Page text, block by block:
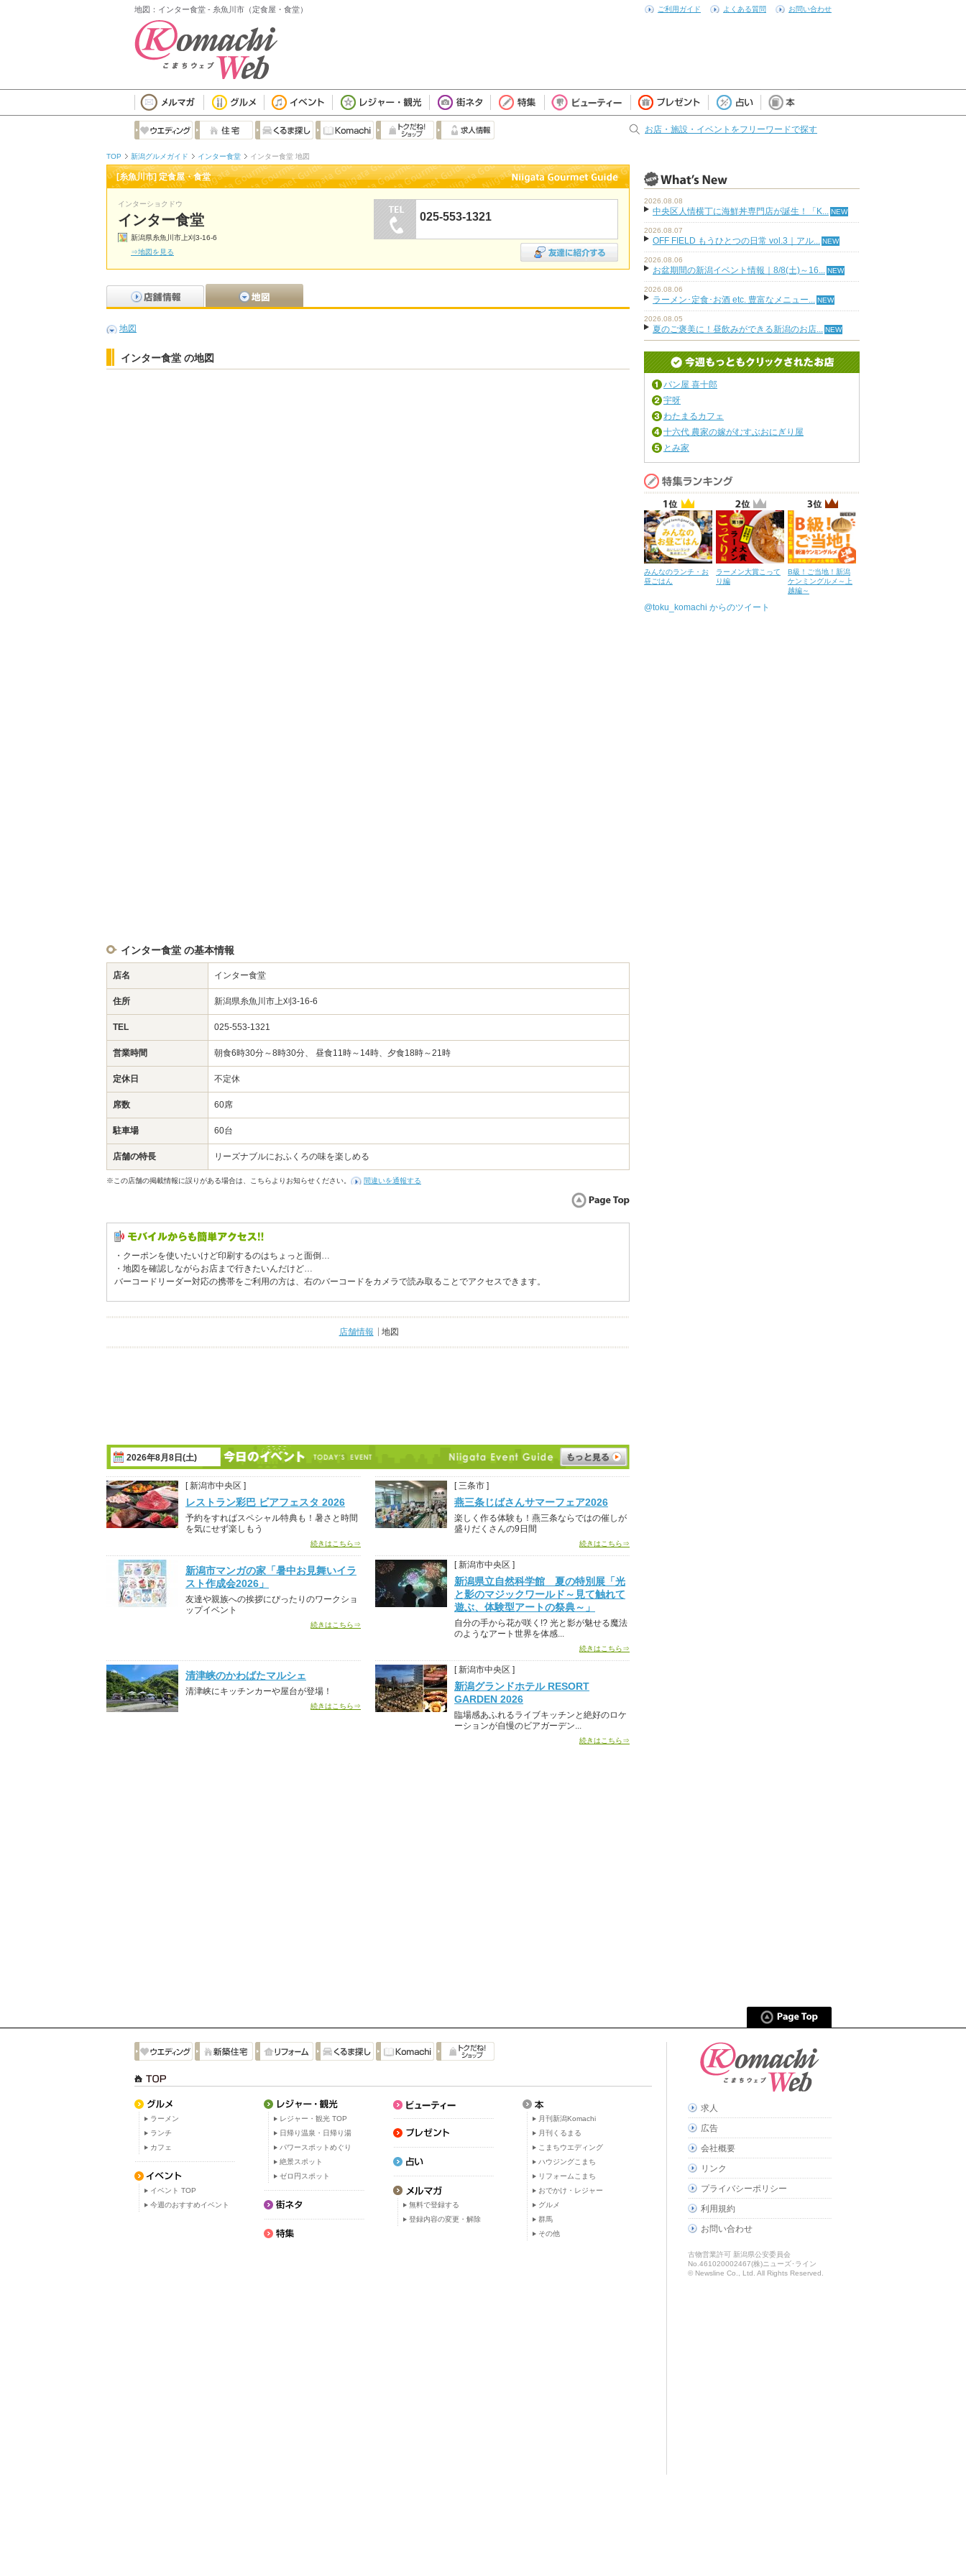
地図：インター食堂 - 糸魚川市（定食屋・食堂） ご利用ガイド よくある質問 お問い合わせ
お店・施設・イベントをフリーワードで探す
TOP 新潟グルメガイド インター食堂 インター食堂 地図
[糸魚川市] 定食屋・食堂
インターショクドウ
インター食堂
新潟県糸魚川市上刈3-16-6
⇒地図を見る
025-553-1321
地図
インター食堂 の地図
インター食堂 の基本情報
店名 インター食堂
住所 新潟県糸魚川市上刈3-16-6
TEL 025-553-1321
営業時間 朝食6時30分～8時30分、 昼食11時～14時、夕食18時～21時
定休日 不定休
席数 60席
駐車場 60台
店舗の特長 リーズナブルにおふくろの味を楽しめる
※この店舗の掲載情報に誤りがある場合は、こちらよりお知らせください。 間違いを通報する
・クーポンを使いたいけど印刷するのはちょっと面倒…
・地図を確認しながらお店まで行きたいんだけど…
バーコードリーダー対応の携帯をご利用の方は、右のバーコードをカメラで読み取ることでアクセスできます。
店舗情報 地図
2026年8月8日(土)
[ 新潟市中央区 ]
レストラン彩巴 ビアフェスタ 2026
予約をすればスペシャル特典も！暑さと時間
を気にせず楽しもう
続きはこちら⇒
[ 三条市 ]
燕三条じばさんサマーフェア2026
楽しく作る体験も！燕三条ならではの催しが
盛りだくさんの9日間
続きはこちら⇒
新潟市マンガの家「暑中お見舞いイラ
スト作成会2026」
友達や親族への挨拶にぴったりのワークショ
ップイベント
続きはこちら⇒
[ 新潟市中央区 ]
新潟県立自然科学館 夏の特別展「光
と影のマジックワールド～見て触れて
遊ぶ、体験型アートの祭典～」
自分の手から花が咲く!? 光と影が魅せる魔法
のようなアート世界を体感...
続きはこちら⇒
清津峡のかわばたマルシェ
清津峡にキッチンカーや屋台が登場！
続きはこちら⇒
[ 新潟市中央区 ]
新潟グランドホテル RESORT
GARDEN 2026
臨場感あふれるライブキッチンと絶好のロケ
ーションが自慢のビアガーデン...
続きはこちら⇒
2026.08.08
中央区人情横丁に海鮮丼専門店が誕生！「K...
2026.08.07
OFF FIELD もうひとつの日常 vol.3｜アル...
2026.08.06
お盆期間の新潟イベント情報｜8/8(土)～16...
2026.08.06
ラーメン･定食･お酒 etc. 豊富なメニュー...
2026.08.05
夏のご褒美に！昼飲みができる新潟のお店...
パン屋 喜十郎
宇呀
わたまるカフェ
十六代 農家の嫁がむすぶおにぎり屋
とみ家
みんなのランチ・お
昼ごはん
ラーメン大賞こって
り編
B級！ご当地！新潟
ケンミングルメ～上
越編～
@toku_komachi からのツイート
ラーメン
ランチ
カフェ
イベント TOP
今週のおすすめイベント
レジャー・観光 TOP
日帰り温泉・日帰り湯
パワースポットめぐり
絶景スポット
ゼロ円スポット
無料で登録する
登録内容の変更・解除
月刊新潟Komachi
月刊くるまる
こまちウエディング
ハウジングこまち
リフォームこまち
おでかけ・レジャー
グルメ
群馬
その他
求人
広告
会社概要
リンク
プライバシーポリシー
利用規約
お問い合わせ
古物営業許可 新潟県公安委員会
No.461020002467(株)ニューズ･ライン
© Newsline Co., Ltd. All Rights Reserved.